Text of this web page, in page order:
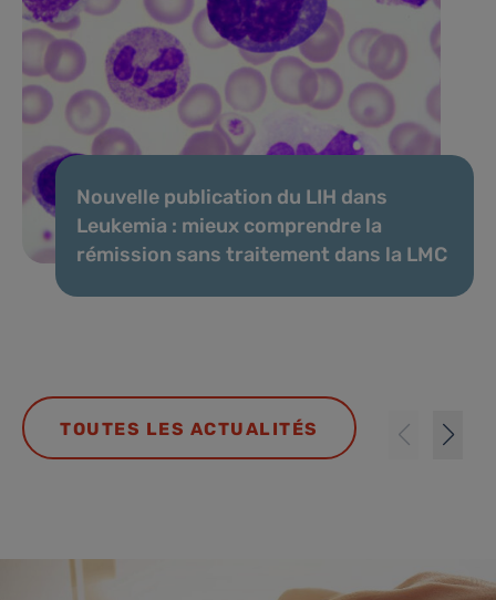
Nouvelle publication du LIH dans
Leukemia : mieux comprendre la
rémission sans traitement dans la LMC
TOUTES LES ACTUALITÉS